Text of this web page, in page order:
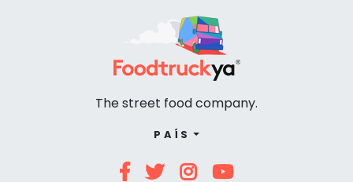
The street food company.
PAÍS